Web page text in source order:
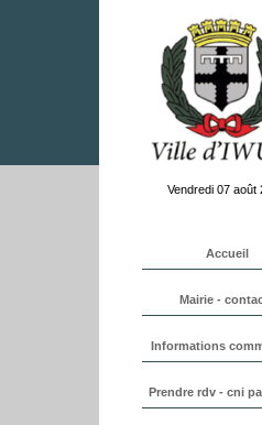
Vendredi 07 août